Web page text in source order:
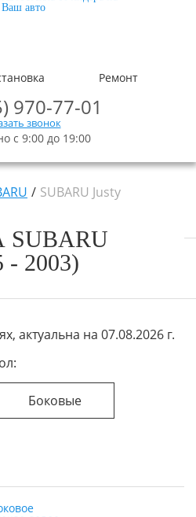
Ваш авто
Ремонт
970-77-01
звонок
с 9:00 до 19:00
SUBARU Justy
- 2003)
актуальна на 07.08.2026 г.
Боковые